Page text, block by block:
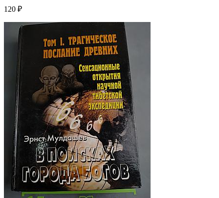
120 ₽